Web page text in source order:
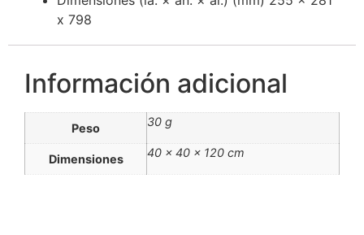
x 798
Información adicional
Peso 30 g
Dimensiones 40 × 40 × 120 cm